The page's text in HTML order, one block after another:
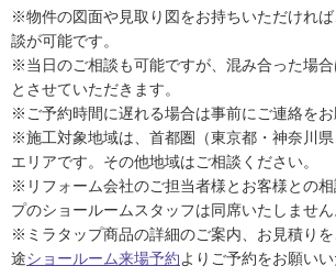
※物件の図面や見取り図をお持ちいただけれ
談が可能です。
※当日のご相談も可能ですが、混み合った場
とさせていただきます。
※ご予約時間に遅れる場合は事前にご連絡をお
※施工対象地域は、首都圏（東京都・神奈川県
エリアです。その他地域はご相談ください。
※リフォーム会社のご担当者様とお客様との
プのショールームスタッフは同席いたしません
※ミラタップ商品の詳細のご案内、お見積りを
途ショールーム来場予約よりご予約をお願いい